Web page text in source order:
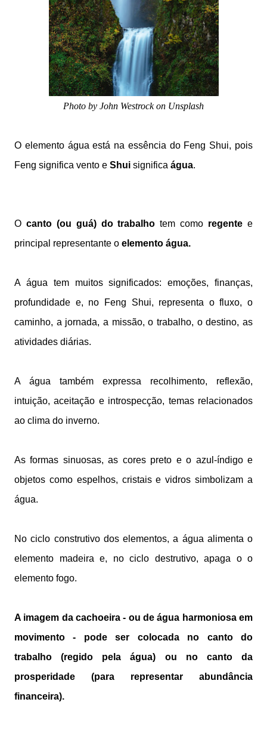
Photo by John Westrock on Unsplash
O elemento água está na essência do Feng Shui, pois
Feng significa vento e Shui significa água.
O canto (ou guá) do trabalho tem como regentee
principal representante o elemento água.
A água tem muitos significados: emoções, finanças,
profundidade e, no Feng Shui, representa o fluxo, o
caminho, a jornada, a missão, o trabalho, o destino, as
atividades diárias.
A água também expressa recolhimento, reflexão,
intuição, aceitação e introspecção, temas relacionados
ao clima do inverno.
As formas sinuosas, as cores preto e o azul-índigo e
objetos como espelhos, cristais e vidros simbolizam a
água.
No ciclo construtivo dos elementos, a água alimenta o
elemento madeira e, no ciclo destrutivo, apaga o o
elemento fogo.
A imagem da cachoeira - ou de água harmoniosa em
movimento - pode ser colocada no canto do
trabalho (regido pela água) ou no canto da
prosperidade (para representar abundância
financeira).